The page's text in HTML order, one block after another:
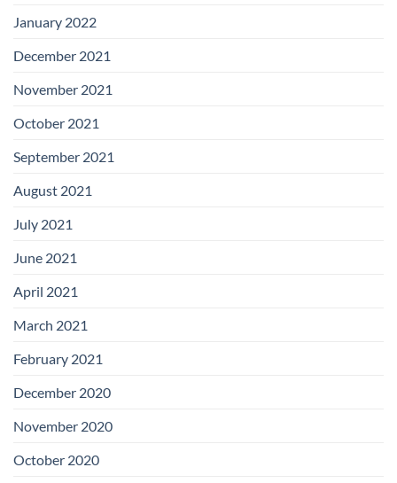
January 2022
December 2021
November 2021
October 2021
September 2021
August 2021
July 2021
June 2021
April 2021
March 2021
February 2021
December 2020
November 2020
October 2020